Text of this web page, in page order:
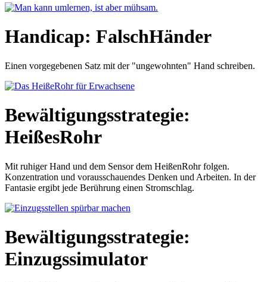
Handicap: FalschHänder
Einen vorgegebenen Satz mit der "ungewohnten" Hand schreiben.
Bewältigungsstrategie:
HeißesRohr
Mit ruhiger Hand und dem Sensor dem HeißenRohr folgen.
Konzentration und vorausschauendes Denken und Arbeiten. In der
Fantasie ergibt jede Berührung einen Stromschlag.
Bewältigungsstrategie:
Einzugssimulator